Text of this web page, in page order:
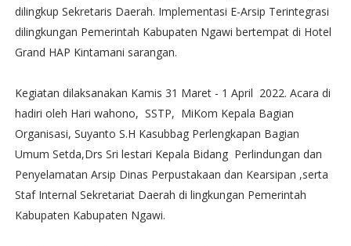
dilingkup Sekretaris Daerah. Implementasi E-Arsip Terintegrasi
dilingkungan Pemerintah Kabupaten Ngawi bertempat di Hotel
Grand HAP Kintamani sarangan.
Kegiatan dilaksanakan Kamis 31 Maret - 1 April 2022. Acara di
hadiri oleh Hari wahono, SSTP, MiKom Kepala Bagian
Organisasi, Suyanto S.H Kasubbag Perlengkapan Bagian
Umum Setda,Drs Sri lestari Kepala Bidang Perlindungan dan
Penyelamatan Arsip Dinas Perpustakaan dan Kearsipan ,serta
Staf Internal Sekretariat Daerah di lingkungan Pemerintah
Kabupaten Kabupaten Ngawi.